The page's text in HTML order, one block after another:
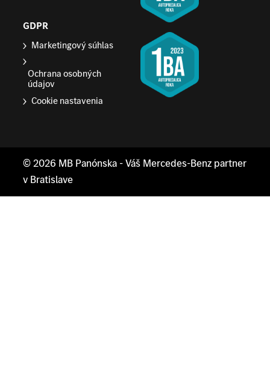
GDPR
Marketingový súhlas
Ochrana osobných
údajov
Cookie nastavenia
© 2026 MB Panónska- Váš Mercedes-Benz partner
v Bratislave